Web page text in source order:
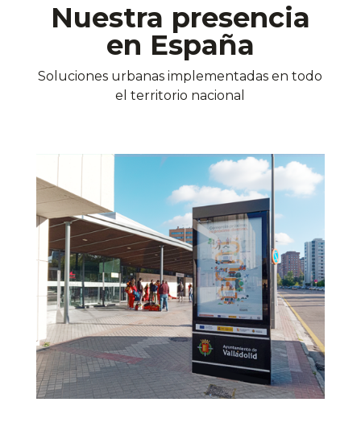
Nuestra presencia
en España
Soluciones urbanas implementadas en todo
el territorio nacional